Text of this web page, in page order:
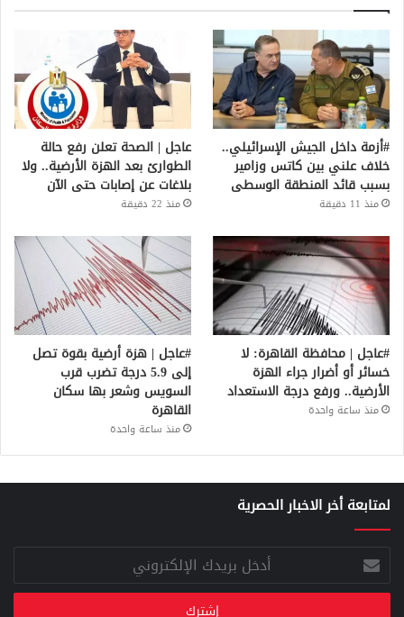
#أزمة داخل الجيش الإسرائيلي..
خلاف علني بين كاتس وزامير
بسبب قائد المنطقة الوسطى
منذ 11 دقيقة
عاجل | الصحة تعلن رفع حالة
الطوارئ بعد الهزة الأرضية.. ولا
بلاغات عن إصابات حتى الآن
منذ 22 دقيقة
#عاجل | محافظة القاهرة: لا
خسائر أو أضرار جراء الهزة
الأرضية.. ورفع درجة الاستعداد
منذ ساعة واحدة
#عاجل | هزة أرضية بقوة تصل
إلى 5.9 درجة تضرب قرب
السويس وشعر بها سكان
القاهرة
منذ ساعة واحدة
لمتابعة أخر الاخبار الحصرية
أدخل
بريدك
الإلكتروني